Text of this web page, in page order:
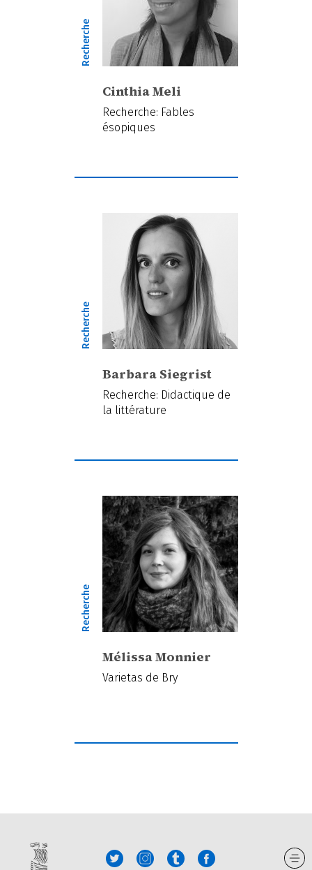
Recherche
Cinthia Meli
Recherche: Fables
ésopiques
Recherche
Barbara Siegrist
Recherche: Didactique de
la littérature
Recherche
Mélissa Monnier
Varietas de Bry